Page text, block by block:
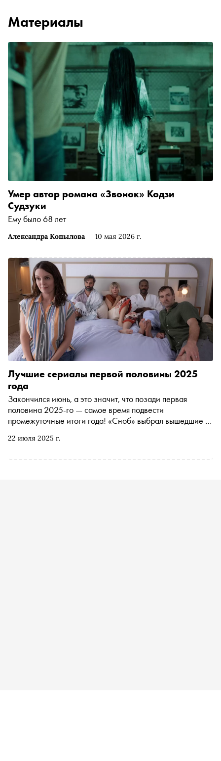
Материалы
Александра Копылова 10 мая 2026 г.
Умер автор романа «Звонок» Кодзи
Судзуки
Ему было 68 лет
22 июля 2025 г.
Лучшие сериалы первой половины 2025
года
Закончился июнь, а это значит, что позади первая
половина 2025-го — самое время подвести
промежуточные итоги года! «Сноб» выбрал вышедшие в
если вы этого еще не сделали